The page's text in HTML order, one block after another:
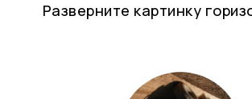
Разверните картинку